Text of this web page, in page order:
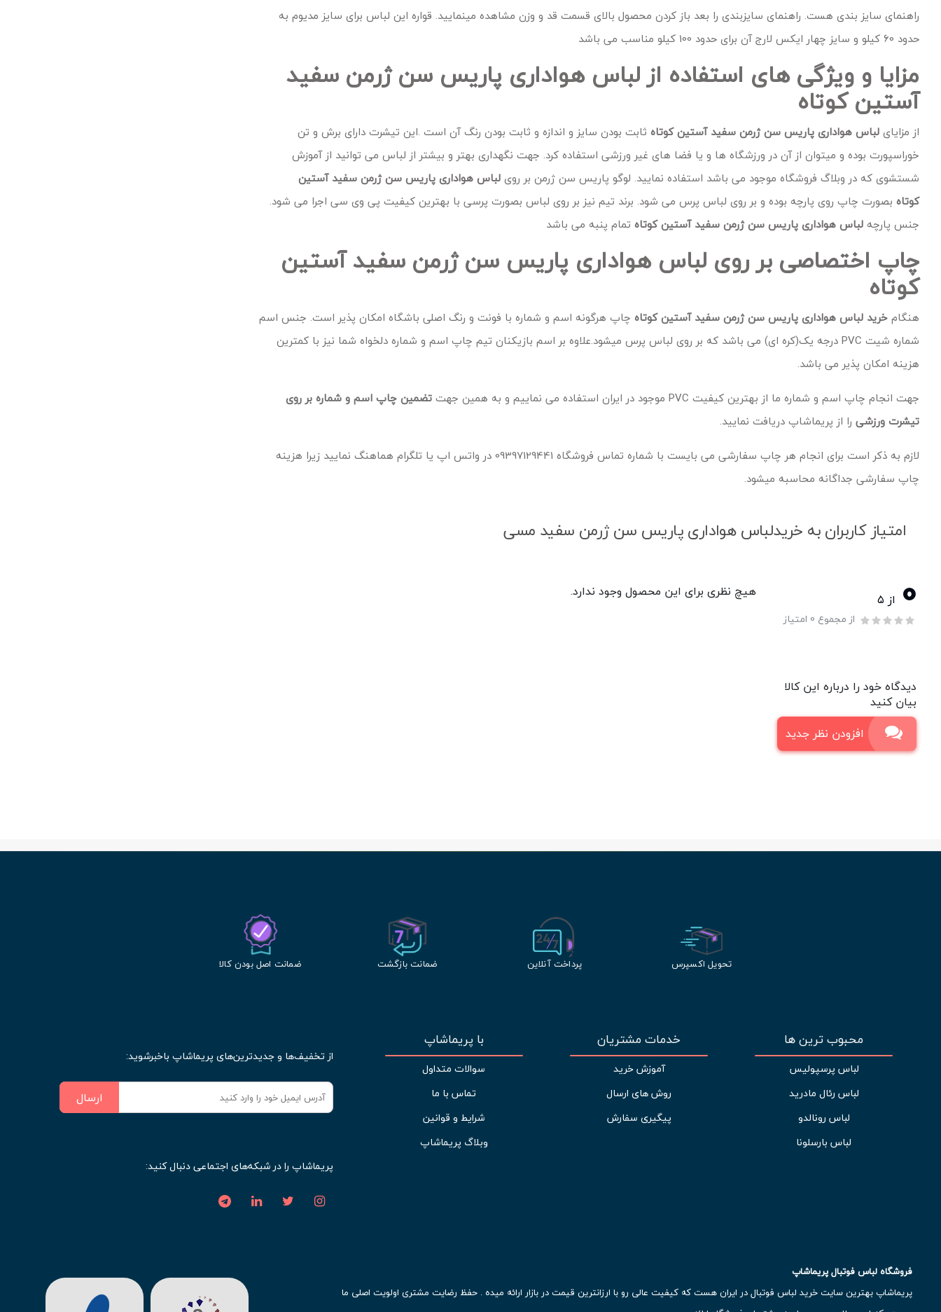
راهنمای سایز بندی هست. راهنمای سایزبندی را بعد باز کردن محصول بالای قسمت قد و وزن مشاهده مینمایید. قواره این لباس برای سایز مدیوم به
حدود 60 کیلو و سایز چهار ایکس لارج آن برای حدود 100 کیلو مناسب می باشد
مزایا و ویژگی های استفاده از لباس هواداری پاریس سن ژرمن سفید
آستین کوتاه
از مزایایلباس هواداری پاریس سن ژرمن سفید آستین کوتاه ثابت بودن سایز و اندازه و ثابت بودن رنگ آن است .این تیشرت دارای برش و تن
خوراسپورت بوده و میتوان از آن در ورزشگاه ها و یا فضا های غیر ورزشی استفاده کرد. جهت نگهداری بهتر و بیشتر از لباس می توانید از آموزش
شستشوی که در وبلاگ فروشگاه موجود می باشد استفاده نمایید. لوگو پاریس سن ژرمن بر رویلباس هواداری پاریس سن ژرمن سفید آستین
کوتاه بصورت چاپ روی پارچه بوده و بر روی لباس پرس می شود. برند تیم نیز بر روی لباس بصورت پرسی با بهترین کیفیت پی وی سی اجرا می شود.
جنس پارچه لباس هواداری پاریس سن ژرمن سفید آستین کوتاه تمام پنبه می باشد
چاپ اختصاصی بر روی لباس هواداری پاریس سن ژرمن سفید آستین
کوتاه
هنگامخرید لباس هواداری پاریس سن ژرمن سفید آستین کوتاه چاپ هرگونه اسم و شماره با فونت و رنگ اصلی باشگاه امکان پذیر است. جنس اسم
شماره شیت PVC درجه یک(کره ای) می باشد که بر روی لباس پرس میشود.علاوه بر اسم بازیکنان تیم چاپ اسم و شماره دلخواه شما نیز با کمترین
هزینه امکان پذیر می باشد.
جهت انجام چاپ اسم و شماره ما از بهترین کیفیت PVC موجود در ایران استفاده می نماییم و به همین جهت
تضمین چاپ اسم و شماره بر روی
تیشرت ورزشی را از پریماشاپ دریافت نمایید.
لازم به ذکر است برای انجام هر چاپ سفارشی می بایست با شماره تماس فروشگاه 09397129441 در واتس اپ یا تلگرام هماهنگ نمایید زیرا هزینه
چاپ سفارشی جداگانه محاسبه میشود.
امتیاز کاربران به خریدلباس هواداری پاریس سن ژرمن سفید مسی
0 از ۵
از مجموع 0 امتیاز
دیدگاه خود را درباره این کالا
بیان کنید
افزودن نظر جدید
هیچ نظری برای این محصول وجود ندارد.
تحویل اکسپرس پرداخت آنلاین ضمانت بازگشت ضمانت اصل بودن کالا
محبوب ترین ها
لباس پرسپولیس
لباس رئال مادرید
لباس رونالدو
لباس بارسلونا
خدمات مشتریان
آموزش خرید
روش های ارسال
پیگیری سفارش
با پریماشاپ
سوالات متداول
تماس با ما
شرایط و قوانین
وبلاگ پریماشاپ
از تخفیف‌ها و جدیدترین‌های پریماشاپ باخبرشوید:
ارسال
پریماشاپ را در شبکه‌های اجتماعی دنبال کنید:
فروشگاه لباس فوتبال پریماشاپ
پریماشاپ بهترین سایت خرید لباس فوتبال در ایران هست که کیفیت عالی رو با ارزانترین قیمت در بازار ارائه میده . حفظ رضایت مشتری اولویت اصلی ما